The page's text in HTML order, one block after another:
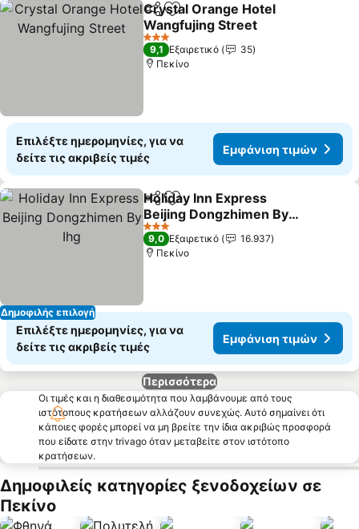
Κοινοποίηση
Προσθήκη στα αγαπημένα
Crystal Orange Hotel
Wangfujing Street
3 Αστέρια
9,1 Εξαιρετικό
35
Πεκίνο
Επιλέξτε ημερομηνίες, για να
δείτε τις ακριβείς τιμές
Εμφάνιση τιμών
Δημοφιλής επιλογή
Κοινοποίηση
Προσθήκη στα αγαπημένα
Holiday Inn Express
Beijing Dongzhimen By
Ihg
3 Αστέρια
9,0 Εξαιρετικό
16.937
Πεκίνο
Επιλέξτε ημερομηνίες, για να
δείτε τις ακριβείς τιμές
Εμφάνιση τιμών
Περισσότερα
Οι τιμές και η διαθεσιμότητα που λαμβάνουμε από τους
ιστότοπους κρατήσεων αλλάζουν συνεχώς. Αυτό σημαίνει ότι
κάποιες φορές μπορεί να μη βρείτε την ίδια ακριβώς προσφορά
που είδατε στην trivago όταν μεταβείτε στον ιστότοπο
κρατήσεων.
Δημοφιλείς κατηγορίες ξενοδοχείων σε
Πεκίνο